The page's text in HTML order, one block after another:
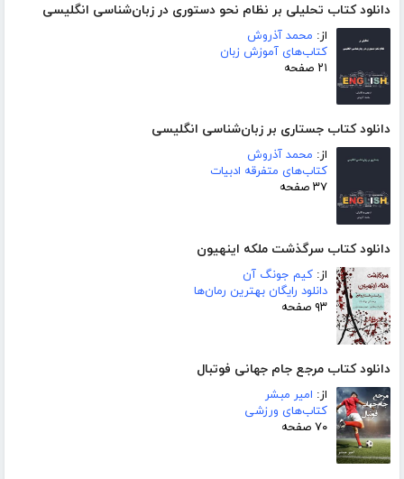
دانلود کتاب تحلیلی بر نظام نحو دستوری در زبان‌شناسی انگلیسی
از: محمد آذروش
کتاب‌های آموزش زبان
۲۱ صفحه
دانلود کتاب جستاری بر زبان‌شناسی انگلیسی
از: محمد آذروش
کتاب‌های متفرقه ادبیات
۳۷ صفحه
دانلود کتاب سرگذشت ملکه اینهیون
از: کیم جونگ آن
دانلود رایگان بهترین رمان‌ها
۹۳ صفحه
دانلود کتاب مرجع جام جهانی فوتبال
از: امیر مبشر
کتاب‌های ورزشی
۷۰ صفحه